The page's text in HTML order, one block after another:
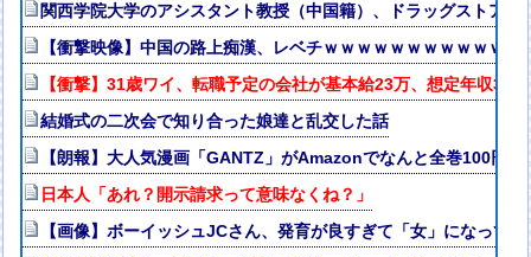
関西学院大学のアシスタント教授（中国籍）、ドラッグストア
【衝撃映像】中国の路上痴漢、レベチｗｗｗｗｗｗｗｗｗｗｗ
【衝撃】31歳ワイ、転職予定の会社が基本給23万、想定年収
結婚式の二次会で知り合った娘達と乱交した話
【朗報】大人気漫画「GANTZ」がAmazonでなんと全巻100円ｗ
日本人「あれ？開示請求って意味なくね？」
【画像】ボーイッシュJCさん、発育が良すぎて「女」になって